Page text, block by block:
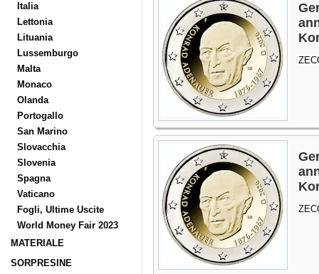
Italia
Lettonia
Lituania
Lussemburgo
Malta
Monaco
Olanda
Portogallo
San Marino
Slovacchia
Slovenia
Spagna
Vaticano
Fogli, Ultime Uscite
World Money Fair 2023
MATERIALE
SORPRESINE